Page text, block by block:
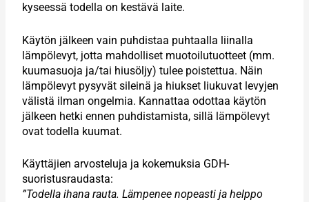
kyseessä todella on kestävä laite.
Käytön jälkeen vain puhdistaa puhtaalla liinalla
lämpölevyt, jotta mahdolliset muotoilutuotteet (mm.
kuumasuoja ja/tai hiusöljy) tulee poistettua. Näin
lämpölevyt pysyvät sileinä ja hiukset liukuvat levyjen
välistä ilman ongelmia. Kannattaa odottaa käytön
jälkeen hetki ennen puhdistamista, sillä lämpölevyt
ovat todella kuumat.
Käyttäjien arvosteluja ja kokemuksia GDH-
suoristusraudasta:
”Todella ihana rauta. Lämpenee nopeasti ja helppo